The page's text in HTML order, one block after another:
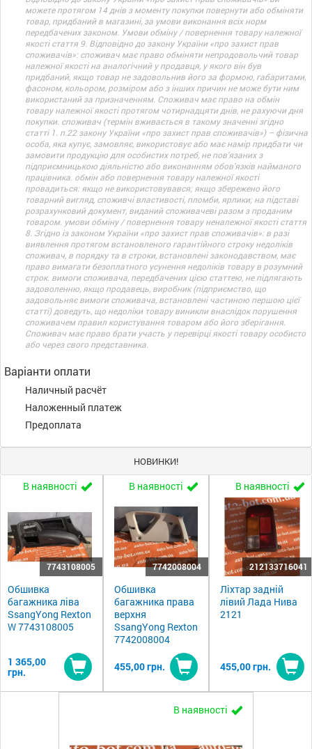
можете протягом 14 днів з моменту покупки повернути або обміняти
товар, придбаний в магазині, за умови виконання всіх норм
передбачених законом. Умови обміну / повернення товару належної
якості стаття 9. Відповідно до закону України «про захист прав
споживачів»: споживач має право обміняти непродовольчий товар
належної якості на аналогічний у продавця, у якого він був
придбаний, якщо товар не задовольнив його за формою, габаритами,
фасоном, кольором, розміром або з інших причин не може бути ним
використаний за призначенням. Споживач має право на обмін
товару належної якості протягом чотирнадцяти днів, не рахуючи дня
покупки. споживач (термін вживається в такому значенні згідно
статті 1. п.22 закону України «про захист прав споживачів») – фізична
особа, яка купує, замовляє, використовує або має намір придбати чи
замовити продукцію для особистих потреб, не пов’язаних з
підприємницькою діяльністю або виконанням обов’язків найманого
працівника. обмін або повернення товару належної якості
провадиться: якщо не використовувався; якщо збережено його
товарний вигляд, споживчі властивості, пломби, ярлики; на підставі
розрахунковий документ, виданий споживачеві разом з проданим
товаром. умови обміну / повернення товару неналежної якості стаття
8. Згідно із законом України «про захист прав споживачів»: в разі
виявлення протягом встановленого гарантійного строку недоліків
споживач, в порядку та в строки, встановлені законодавством, має
право вимагати безоплатного усунення недоліків товару в розумний
строк. вимоги споживача, передбачених цією статтею, не підлягають
задоволенню, якщо продавець, виробник (підприємство, що
задовольняє вимоги споживача, встановлені частиною першою цієї
статті) доведуть, що недоліки товару виникли внаслідок порушення
споживачем правил користування товаром або його зберігання.
Споживач має право брати участь у перевірці якості товару особисто
або через свого представника.
Варіанти оплати
Наличный расчёт
Наложенный платеж
Предоплата
НОВИНКИ!
В наявності
7743108005
Обшивка
багажника ліва
SsangYong Rexton
W 7743108005
1 365,00
грн.
Купити
В наявності
7742008004
Обшивка
багажника права
верхня
SsangYong Rexton
7742008004
455,00 грн.
Купити
В наявності
212133716041
Ліхтар задній
лівий Лада Нива
2121
455,00 грн.
В наявності